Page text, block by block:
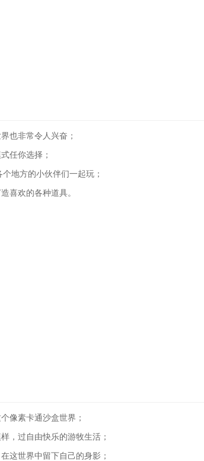
也非常令人兴奋；
任你选择；
地方的小伙伴们一起玩；
喜欢的各种道具。
像素卡通沙盒世界；
，过自由快乐的游牧生活；
这世界中留下自己的身影；